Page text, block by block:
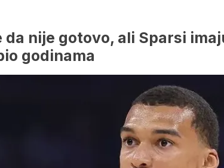
da nije gotovo, ali Sparsi
godinama